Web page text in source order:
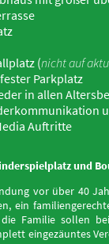
(nicht auf
Parkplatz
in allen
Auftritte
und
vor über 40
ein
Familie sollen
eingezäuntes